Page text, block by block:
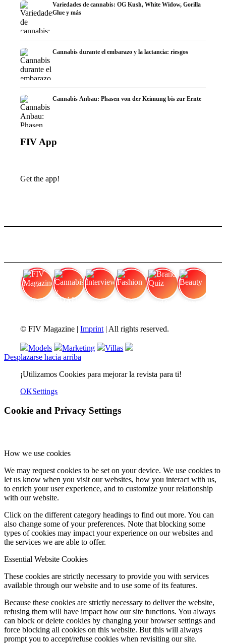
Variedades de cannabis: OG Kush, White Widow, Gorilla
Glue y más
Cannabis durante el embarazo y la lactancia: riesgos
Cannabis Anbau: Phasen von der Keimung bis zur Ernte
FIV App
Get the app!
© FIV Magazine |Imprint | All rights reserved.
Models Marketing
Villas
Desplazarse hacia arriba
¡Utilizamos Cookies para mejorar la revista para ti!
OKSettings
Cookie and Privacy Settings
How we use cookies
We may request cookies to be set on your device. We use cookies to
let us know when you visit our websites, how you interact with us,
to enrich your user experience, and to customize your relationship
with our website.
Click on the different category headings to find out more. You can
also change some of your preferences. Note that blocking some
types of cookies may impact your experience on our websites and
the services we are able to offer.
Essential Website Cookies
These cookies are strictly necessary to provide you with services
available through our website and to use some of its features.
Because these cookies are strictly necessary to deliver the website,
refusing them will have impact how our site functions. You always
can block or delete cookies by changing your browser settings and
force blocking all cookies on this website. But this will always
prompt you to accept/refuse cookies when revisiting our site.